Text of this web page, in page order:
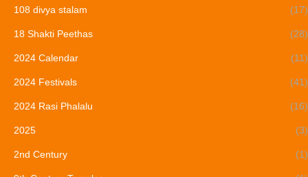
108 divya stalam (17)
18 Shakti Peethas (28)
2024 Calendar (11)
2024 Festivals (41)
2024 Rasi Phalalu (16)
2025 (3)
2nd Century (1)